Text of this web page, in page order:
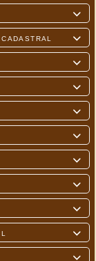










